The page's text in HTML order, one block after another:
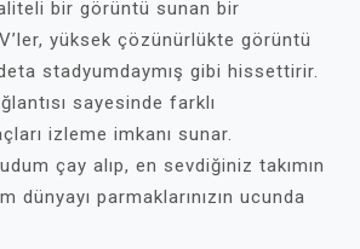
bir görüntü sunan bir
yüksek çözünürlükte görüntü
stadyumdaymış gibi hissettirir.
sayesinde farklı
izleme imkanı sunar.
çay alıp, en sevdiğiniz takımın
dünyayı parmaklarınızın ucunda